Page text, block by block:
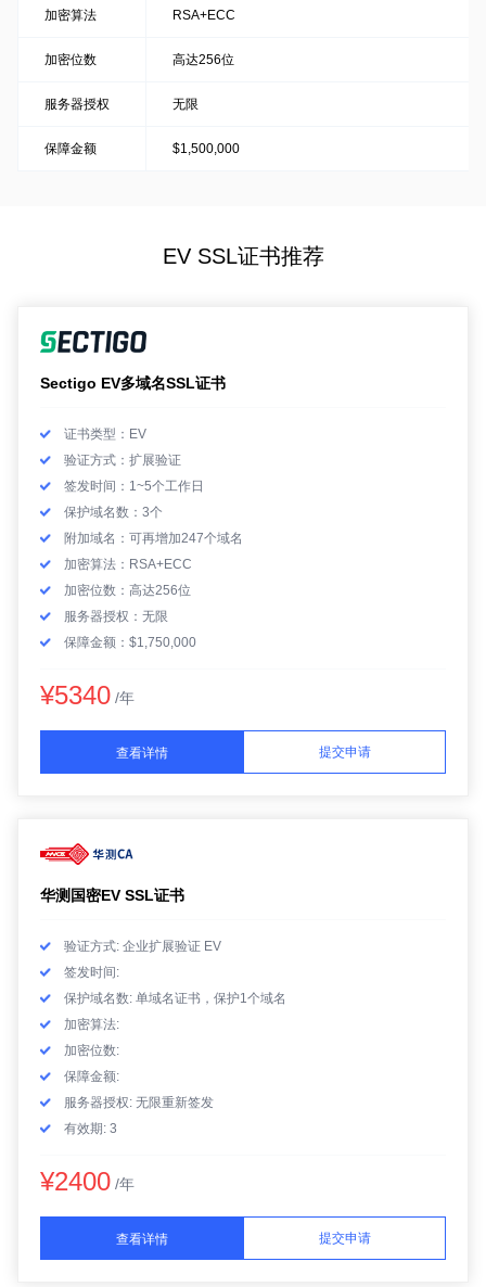
加密算法 RSA+ECC
加密位数 高达256位
服务器授权 无限
保障金额 $1,500,000
EV SSL证书推荐
Sectigo EV多域名SSL证书
证书类型：EV
验证方式：扩展验证
签发时间：1~5个工作日
保护域名数：3个
附加域名：可再增加247个域名
加密算法：RSA+ECC
加密位数：高达256位
服务器授权：无限
保障金额：$1,750,000
¥5340 /年
查看详情 提交申请
华测国密EV SSL证书
验证方式: 企业扩展验证 EV
签发时间:
保护域名数: 单域名证书，保护1个域名
加密算法:
加密位数:
保障金额:
服务器授权: 无限重新签发
有效期: 3
¥2400 /年
查看详情 提交申请